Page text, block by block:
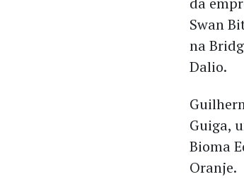
Swan
na
Dalio.
Guiga,
Bioma
Oranje.